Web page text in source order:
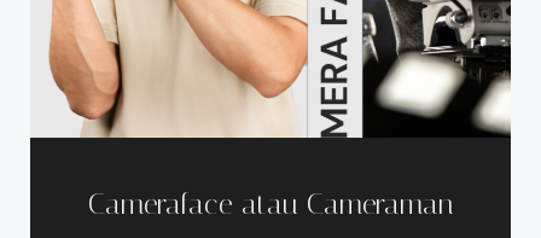
Cameraface atau Cameraman